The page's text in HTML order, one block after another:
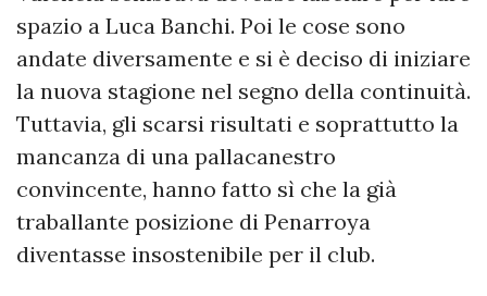
spazio a Luca Banchi. Poi le cose sono
andate diversamente e si è deciso di iniziare
la nuova stagione nel segno della continuità.
Tuttavia, gli scarsi risultati e soprattutto la
mancanza di una pallacanestro
convincente, hanno fatto sì che la già
traballante posizione di Penarroya
diventasse insostenibile per il club.